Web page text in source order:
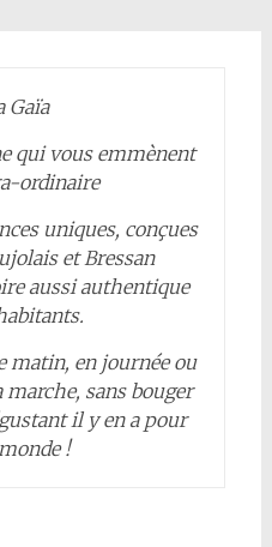
Gaïa
qui vous emmènent
ordinaire
uniques, conçues
et Bressan
aussi authentique
matin, en journée ou
marche, sans bouger
il y en a pour
!